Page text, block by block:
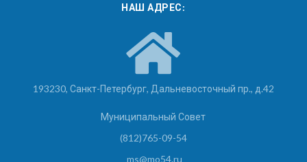
НАШ АДРЕС:
193230, Санкт-Петербург, Дальневосточный пр., д.42
Муниципальный Совет
(812)765-09-54
ms@mo54.ru